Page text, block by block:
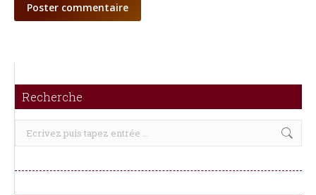
Poster commentaire
Recherche
Recherche